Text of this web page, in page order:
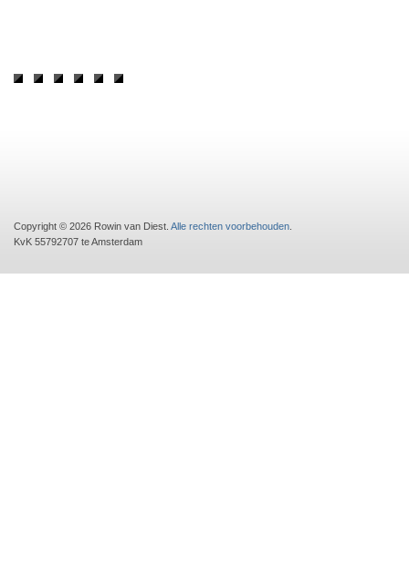
Copyright © 2026 Rowin van Diest. Alle rechten voorbehouden
KvK 55792707 te Amsterdam